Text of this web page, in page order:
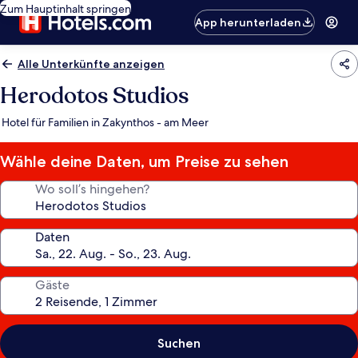
Zum Hauptinhalt springen
App herunterladen
Alle Unterkünfte anzeigen
Herodotos Studios
Hotel für Familien in Zakynthos - am Meer
Wähle deine Daten, um Preise zu sehen
Wo soll’s hingehen?
Daten
Gäste
Suchen